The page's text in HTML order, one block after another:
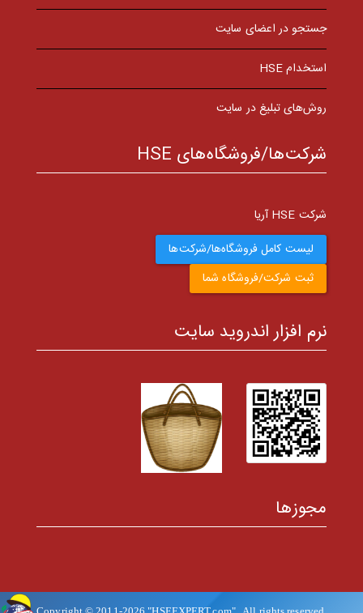
جستجو در اعضای سایت
استخدام HSE
روش‌های تبلیغ در سایت
شرکت‌ها/فروشگاه‌های HSE
شرکت HSE آریا
لیست کامل فروشگاه‌ها/شرکت‌ها
ثبت شرکت/فروشگاه شما
نرم افزار اندروید سایت
مجوزها